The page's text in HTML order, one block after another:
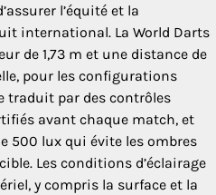
l’équité et la
international. La World Darts
de 1,73 m et une distance de
pour les configurations
traduit par des contrôles
avant chaque match, et
500 lux qui évite les ombres
Les conditions d’éclairage
y compris la surface et la